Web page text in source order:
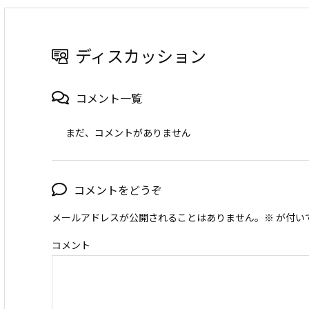
ディスカッション
コメント一覧
まだ、コメントがありません
コメントをどうぞ
メールアドレスが公開されることはありません。 ※ が付い
コメント